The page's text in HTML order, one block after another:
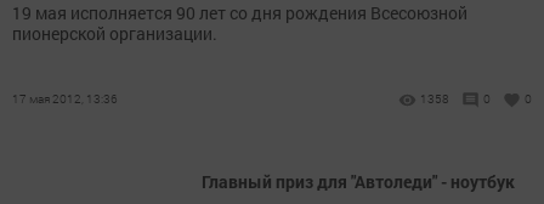
19 мая исполняется 90 лет со дня рождения Всесоюзной
пионерской организации.
17 мая 2012, 13:36 1358 0 0
Главный приз для "Автоледи" - ноутбук